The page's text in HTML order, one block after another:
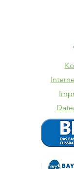
VfB
sich
Israel